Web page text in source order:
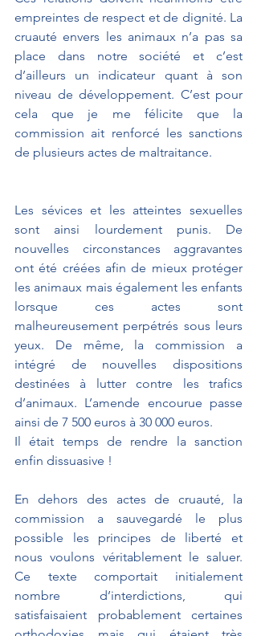
empreintes de respect et de dignité. La
cruauté envers les animaux n’a pas sa
place dans notre société et c’est
d’ailleurs un indicateur quant à son
niveau de développement. C’est pour
cela que je me félicite que la
commission ait renforcé les sanctions
de plusieurs actes de maltraitance.
Les sévices et les atteintes sexuelles
sont ainsi lourdement punis. De
nouvelles circonstances aggravantes
ont été créées afin de mieux protéger
les animaux mais également les enfants
lorsque ces actes sont
malheureusement perpétrés sous leurs
yeux. De même, la commission a
intégré de nouvelles dispositions
destinées à lutter contre les trafics
d’animaux. L’amende encourue passe
ainsi de 7 500 euros à 30 000 euros.
Il était temps de rendre la sanction
enfin dissuasive !
En dehors des actes de cruauté, la
commission a sauvegardé le plus
possible les principes de liberté et
nous voulons véritablement le saluer.
Ce texte comportait initialement
nombre d’interdictions, qui
satisfaisaient probablement certaines